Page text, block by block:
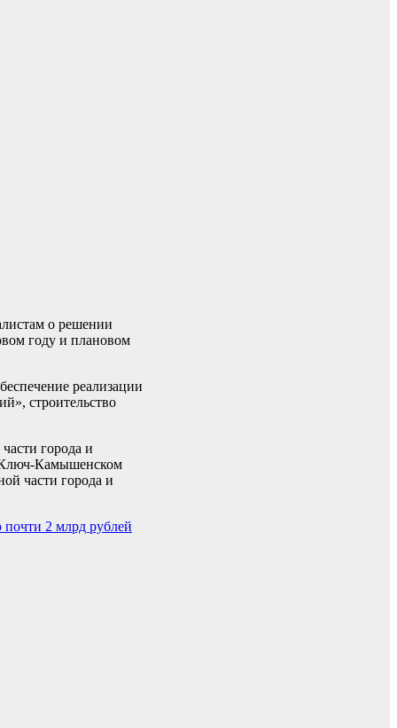
о решении
году и плановом
реализации
строительство
города и
Ключ-Камышенском
части города и
почти 2 млрд рублей